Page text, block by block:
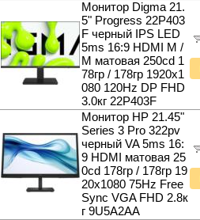
Монитор Digma 21.
5" Progress 22P403
F черный IPS LED
5ms 16:9 HDMI M /
M матовая 250cd 1
78гр / 178гр 1920x1
080 120Hz DP FHD
3.0кг 22P403F
Монитор HP 21.45"
Series 3 Pro 322pv
черный VA 5ms 16:
9 HDMI матовая 25
0cd 178гр / 178гр 19
20x1080 75Hz Free
Sync VGA FHD 2.8к
г 9U5A2AA